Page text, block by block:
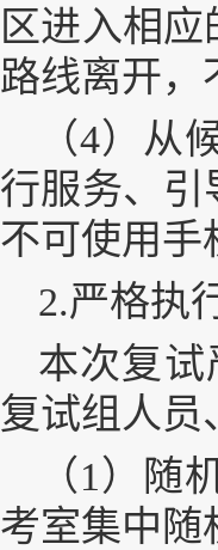
区进入相
路线离开，
（4）从
行服务、引
不可使用手
2.严格执
本次复试
复试组人员
（1）随
考室集中随